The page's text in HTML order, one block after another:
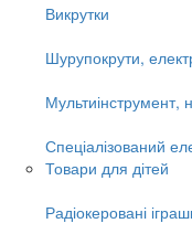
Викрутки
Шурупокрути,
Мультиінструмент,
Спеціалізований
Товари для дітей
Радіокеровані